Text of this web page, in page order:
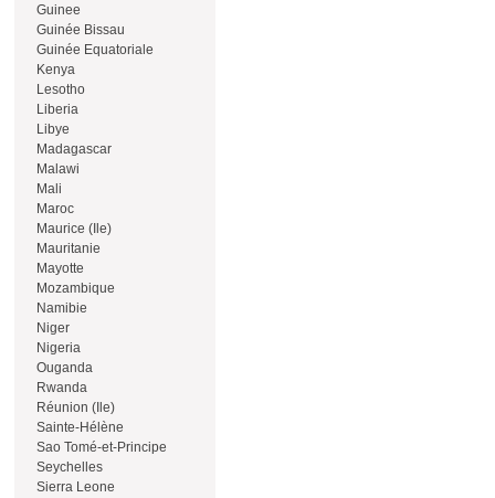
Guinee
Guinée Bissau
Guinée Equatoriale
Kenya
Lesotho
Liberia
Libye
Madagascar
Malawi
Mali
Maroc
Maurice (Ile)
Mauritanie
Mayotte
Mozambique
Namibie
Niger
Nigeria
Ouganda
Rwanda
Réunion (Ile)
Sainte-Hélène
Sao Tomé-et-Principe
Seychelles
Sierra Leone